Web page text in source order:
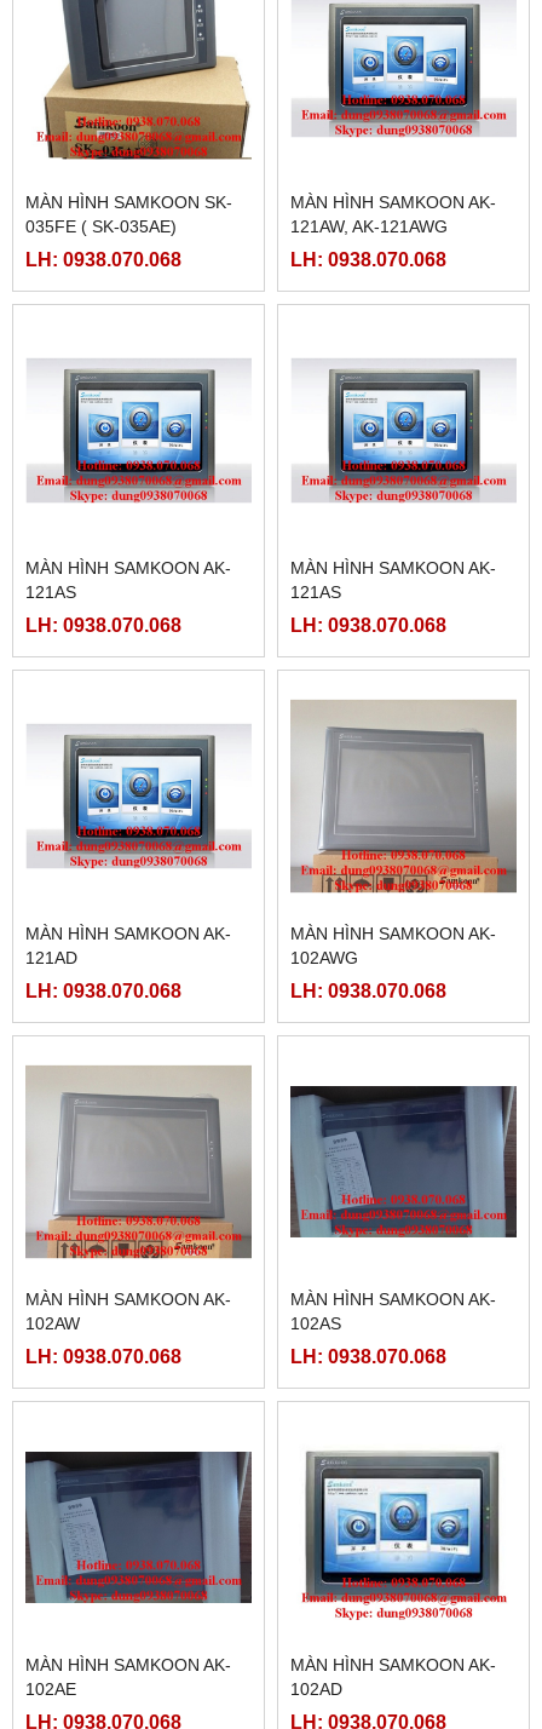
MÀN HÌNH SAMKOON SK-
035FE ( SK-035AE)
LH: 0938.070.068
MÀN HÌNH SAMKOON AK-
121AW, AK-121AWG
LH: 0938.070.068
MÀN HÌNH SAMKOON AK-
121AS
LH: 0938.070.068
MÀN HÌNH SAMKOON AK-
121AS
LH: 0938.070.068
MÀN HÌNH SAMKOON AK-
121AD
LH: 0938.070.068
MÀN HÌNH SAMKOON AK-
102AWG
LH: 0938.070.068
MÀN HÌNH SAMKOON AK-
102AW
LH: 0938.070.068
MÀN HÌNH SAMKOON AK-
102AS
LH: 0938.070.068
MÀN HÌNH SAMKOON AK-
102AE
LH: 0938.070.068
MÀN HÌNH SAMKOON AK-
102AD
LH: 0938.070.068